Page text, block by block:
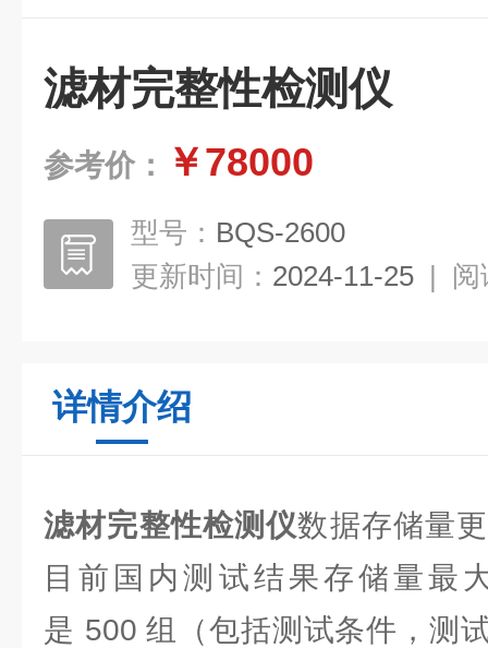
滤材完整性检测仪
参考价： ￥78000
型号： BQS-2600
更新时间： 2024-11-25 | 阅
详情介绍
滤材完整性检测仪数据存储量
目前国内测试结果存储量最
是 500 组（包括测试条件，测